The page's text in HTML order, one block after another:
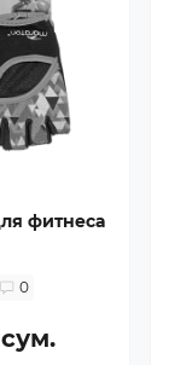
фитнеса
0